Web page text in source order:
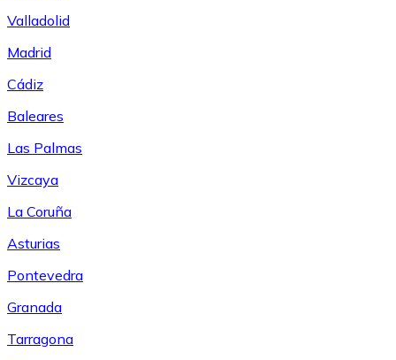
Valladolid
Madrid
Cádiz
Baleares
Las Palmas
Vizcaya
La Coruña
Asturias
Pontevedra
Granada
Tarragona